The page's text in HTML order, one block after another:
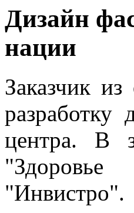
Дизайн
нации
Заказчик
разработку
центра. В
"Инвистро".